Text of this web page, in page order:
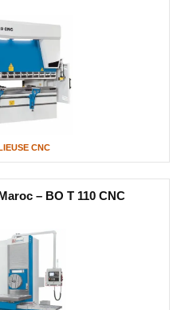
CNC
– BO T 110 CNC